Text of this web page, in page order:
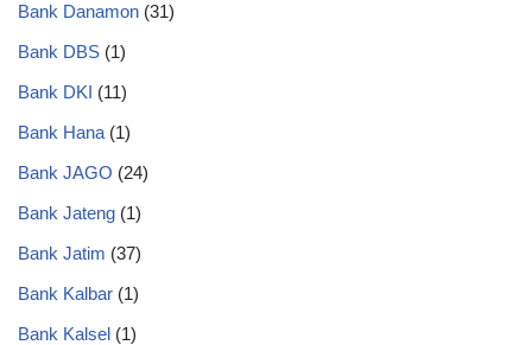
Bank Danamon (31)
Bank DBS (1)
Bank DKI (11)
Bank Hana (1)
Bank JAGO (24)
Bank Jateng (1)
Bank Jatim (37)
Bank Kalbar (1)
Bank Kalsel (1)